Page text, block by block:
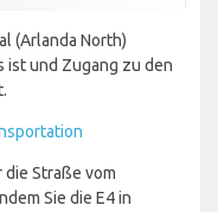
(Arlanda North)
ist und Zugang zu den
Straße vom
Sie die E4 in